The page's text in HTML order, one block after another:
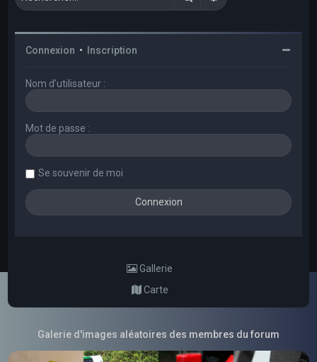
Connexion • Inscription
Nom d’utilisateur :
Mot de passe :
Se souvenir de moi
Gallerie
Carte
Galerie d'images aléatoires des membres du forum